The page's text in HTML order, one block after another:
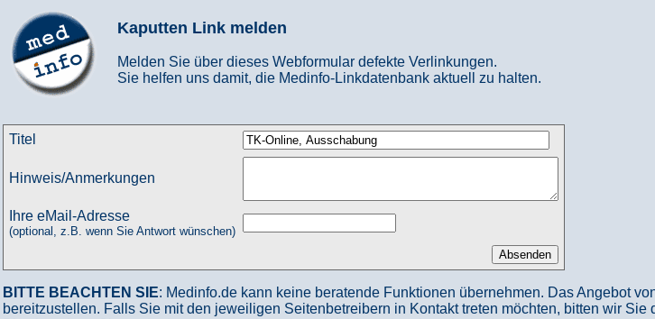
Kaputten Link melden
Melden Sie über dieses Webformular defekte Verlinkungen.
Sie helfen uns damit, die Medinfo-Linkdatenbank aktuell zu halten.
Titel
Hinweis/Anmerkungen
Ihre eMail-Adresse
(optional, z.B. wenn Sie Antwort wünschen)
BITTE BEACHTEN SIE: Medinfo.de kann keine beratende Funktionen übernehmen. Das Angebot
bereitzustellen. Falls Sie mit den jeweiligen Seitenbetreibern in Kontakt treten möchten, bitten wir